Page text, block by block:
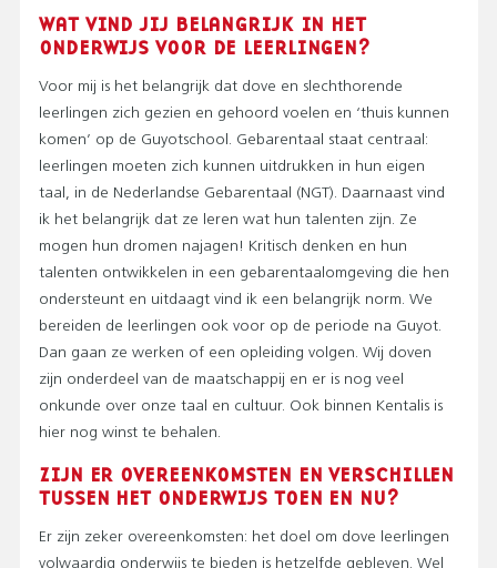
WAT VIND JIJ BELANGRIJK IN HET
ONDERWIJS VOOR DE LEERLINGEN?
Voor mij is het belangrijk dat dove en slechthorende
leerlingen zich gezien en gehoord voelen en ‘thuis kunnen
komen’ op de Guyotschool. Gebarentaal staat centraal:
leerlingen moeten zich kunnen uitdrukken in hun eigen
taal, in de Nederlandse Gebarentaal (NGT). Daarnaast vind
ik het belangrijk dat ze leren wat hun talenten zijn. Ze
mogen hun dromen najagen! Kritisch denken en hun
talenten ontwikkelen in een gebarentaalomgeving die hen
ondersteunt en uitdaagt vind ik een belangrijk norm. We
bereiden de leerlingen ook voor op de periode na Guyot.
Dan gaan ze werken of een opleiding volgen. Wij doven
zijn onderdeel van de maatschappij en er is nog veel
onkunde over onze taal en cultuur. Ook binnen Kentalis is
hier nog winst te behalen.
ZIJN ER OVEREENKOMSTEN EN VERSCHILLEN
TUSSEN HET ONDERWIJS TOEN EN NU?
Er zijn zeker overeenkomsten: het doel om dove leerlingen
volwaardig onderwijs te bieden is hetzelfde gebleven. Wel